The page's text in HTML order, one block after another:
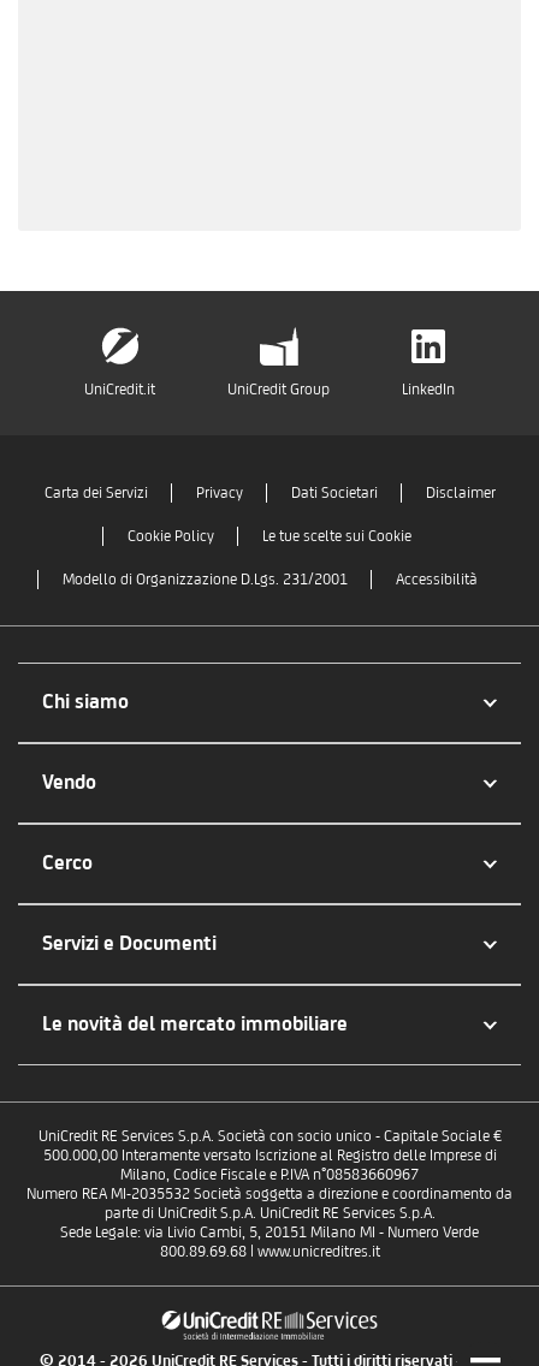
UniCredit.it UniCredit Group LinkedIn
Carta dei Servizi Privacy Dati Societari Disclaimer
Cookie Policy Le tue scelte sui Cookie
Modello di Organizzazione D.Lgs. 231/2001 Accessibilità
Chi siamo
Vendo
Cerco
Servizi e Documenti
Le novità del mercato immobiliare
UniCredit RE Services S.p.A. Società con socio unico - Capitale Sociale €
500.000,00 Interamente versato Iscrizione al Registro delle Imprese di
Milano, Codice Fiscale e P.IVA n°08583660967
Numero REA MI-2035532 Società soggetta a direzione e coordinamento da
parte di UniCredit S.p.A. UniCredit RE Services S.p.A.
Sede Legale: via Livio Cambi, 5, 20151 Milano MI - Numero Verde
800.89.69.68 | www.unicreditres.it
© 2014 - 2026 UniCredit RE Services - Tutti i diritti riservati - P.IVA